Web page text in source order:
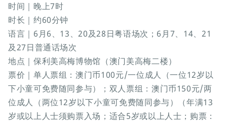
时间｜晚上7时
时长｜约60分钟
语言｜6月6、13、20及28日粤语场次；6月7、14、21
及27日普通话场次
地点｜保利美高梅博物馆（澳门美高梅二楼）
票价｜单人票组：澳门币100元/一位成人（一位12岁以
下小童可免费随同参与）；双人票组：澳门币150元/两
位成人（两位12岁以下小童可免费随同参与）（年满13
岁或以上人士须购票入场；适合5岁或以上人士；购票：